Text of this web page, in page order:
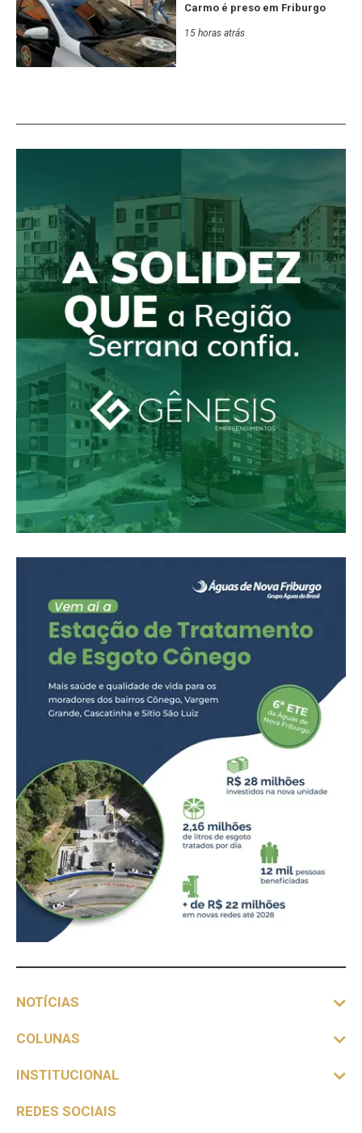
Carmo é preso em Friburgo
15 horas atrás
NOTÍCIAS
COLUNAS
INSTITUCIONAL
REDES SOCIAIS